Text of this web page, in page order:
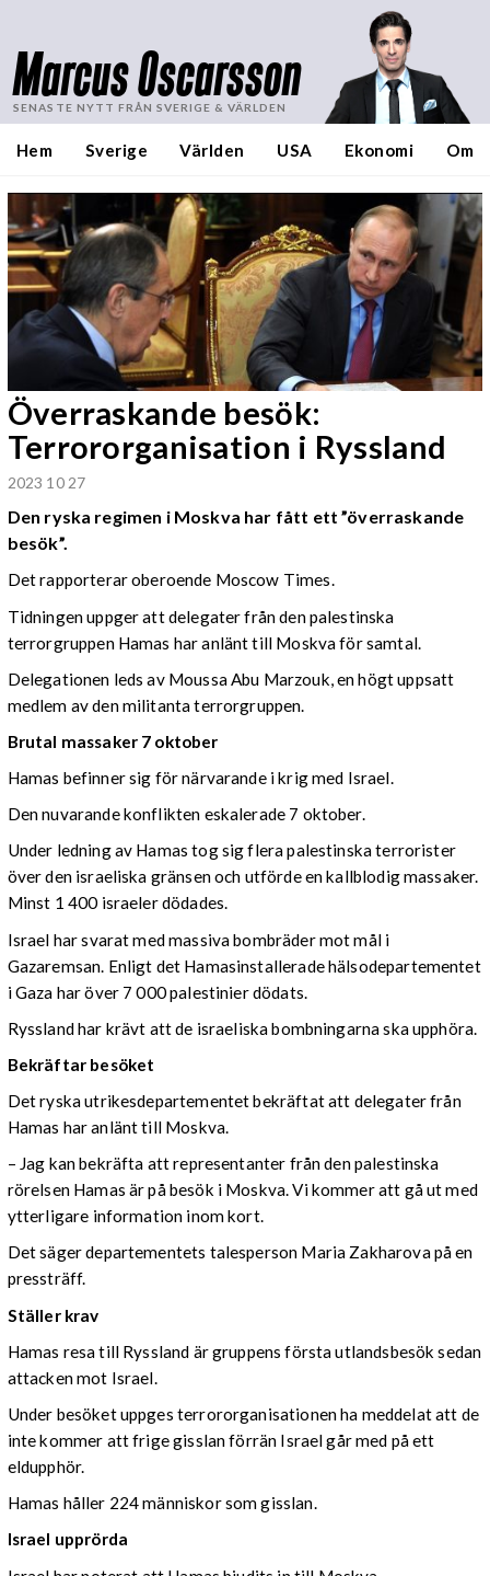
Marcus Oscarsson
SENASTE NYTT FRÅN SVERIGE & VÄRLDEN
Hem Sverige Världen USA Ekonomi Om
Överraskande besök:
Terrororganisation i Ryssland
2023 10 27
Den ryska regimen i Moskva har fått ett ”överraskande
besök”.
Det rapporterar oberoende Moscow Times.
Tidningen uppger att delegater från den palestinska
terrorgruppen Hamas har anlänt till Moskva för samtal.
Delegationen leds av Moussa Abu Marzouk, en högt uppsatt
medlem av den militanta terrorgruppen.
Brutal massaker 7 oktober
Hamas befinner sig för närvarande i krig med Israel.
Den nuvarande konflikten eskalerade 7 oktober.
Under ledning av Hamas tog sig flera palestinska terrorister
över den israeliska gränsen och utförde en kallblodig massaker.
Minst 1 400 israeler dödades.
Israel har svarat med massiva bombräder mot mål i
Gazaremsan. Enligt det Hamasinstallerade hälsodepartementet
i Gaza har över 7 000 palestinier dödats.
Ryssland har krävt att de israeliska bombningarna ska upphöra.
Bekräftar besöket
Det ryska utrikesdepartementet bekräftat att delegater från
Hamas har anlänt till Moskva.
– Jag kan bekräfta att representanter från den palestinska
rörelsen Hamas är på besök i Moskva. Vi kommer att gå ut med
ytterligare information inom kort.
Det säger departementets talesperson Maria Zakharova på en
pressträff.
Ställer krav
Hamas resa till Ryssland är gruppens första utlandsbesök sedan
attacken mot Israel.
Under besöket uppges terrororganisationen ha meddelat att de
inte kommer att frige gisslan förrän Israel går med på ett
eldupphör.
Hamas håller 224 människor som gisslan.
Israel upprörda